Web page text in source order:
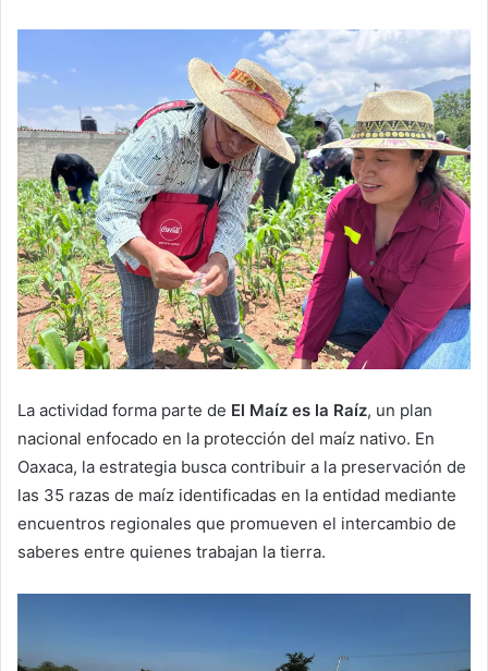
La actividad forma parte de El Maíz es la Raíz, un plan
nacional enfocado en la protección del maíz nativo. En
Oaxaca, la estrategia busca contribuir a la preservación de
las 35 razas de maíz identificadas en la entidad mediante
encuentros regionales que promueven el intercambio de
saberes entre quienes trabajan la tierra.